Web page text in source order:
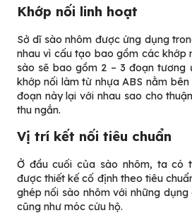
Khớp nối linh hoạt
Sở dĩ sào nhôm được ứng dụng
nhau vì cấu tạo bao gồm các khớp
sào sẽ bao gồm 2 – 3 đoạn tương
khớp nối làm từ nhựa ABS nằm
đoạn này lại với nhau sao cho
thu ngắn.
Vị trí kết nối tiêu chuẩn
Ở đầu cuối của sào nhôm, ta có
được thiết kế cố định theo tiêu
ghép nối sào nhôm với những
cũng như móc cứu hộ.